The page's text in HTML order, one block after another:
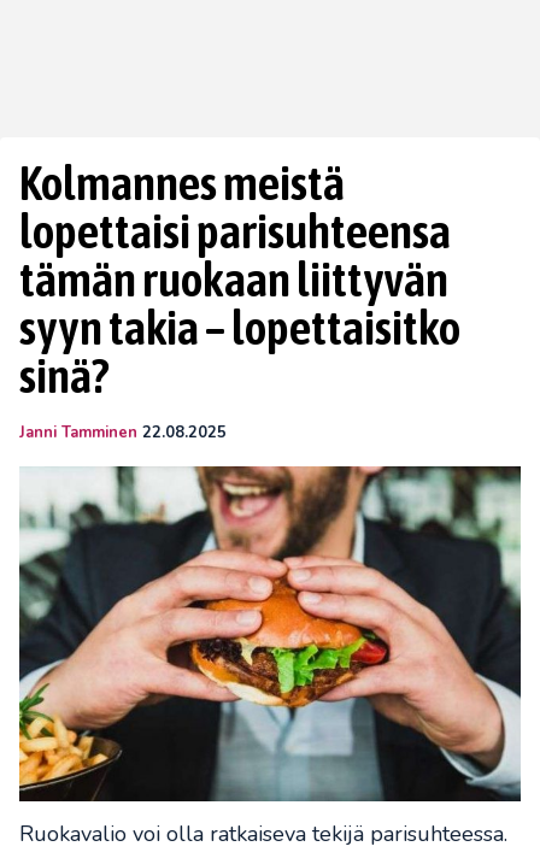
Kolmannes meistä
lopettaisi parisuhteensa
tämän ruokaan liittyvän
syyn takia – lopettaisitko
sinä?
Janni Tamminen 22.08.2025
Ruokavalio voi olla ratkaiseva tekijä parisuhteessa.